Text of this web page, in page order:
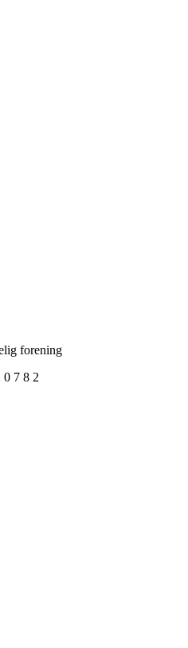
forening
0 7 8 2